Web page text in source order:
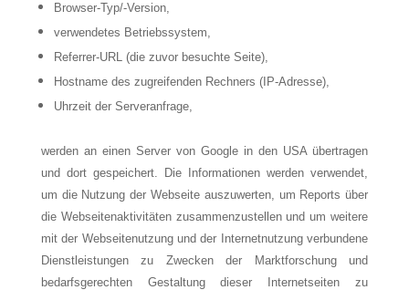
Browser-Typ/-Version,
verwendetes Betriebssystem,
Referrer-URL (die zuvor besuchte Seite),
Hostname des zugreifenden Rechners (IP-Adresse),
Uhrzeit der Serveranfrage,
werden an einen Server von Google in den USA übertragen
und dort gespeichert. Die Informationen werden verwendet,
um die Nutzung der Webseite auszuwerten, um Reports über
die Webseitenaktivitäten zusammenzustellen und um weitere
mit der Webseitenutzung und der Internetnutzung verbundene
Dienstleistungen zu Zwecken der Marktforschung und
bedarfsgerechten Gestaltung dieser Internetseiten zu